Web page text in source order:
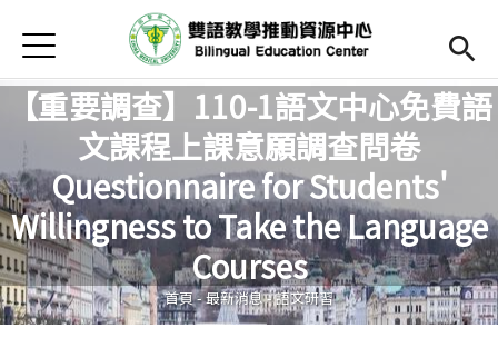
首頁
Open submenu (關於中心)
關於中心
最新消息
Open submenu (教師專區)
教師專區
Open submenu (學生專區)
學生專區
Open submenu (語文研習與活動)
語文研習與活動
Jump to Navigation
Jump to Main content
【重要調查】110-1語文中心免費語
文課程上課意願調查問卷
Questionnaire for Students'
Willingness to Take the Language
Courses
您在這裡
首頁-最新消息-語文研習